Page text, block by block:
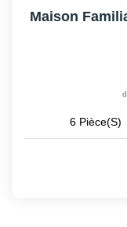
Maison
6 Pièce(s)